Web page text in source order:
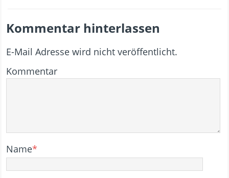
Kommentar hinterlassen
E-Mail Adresse wird nicht veröffentlicht.
Kommentar
Name*